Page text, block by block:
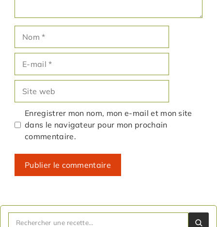
mail
web
Enregistrer mon nom, mon e-mail et mon site
dans le navigateur pour mon prochain
commentaire.